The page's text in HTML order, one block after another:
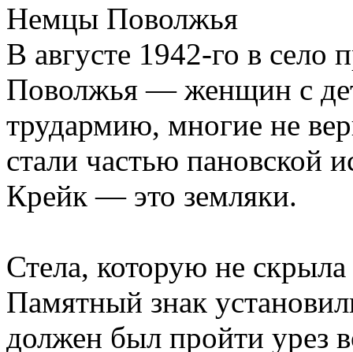
Немцы Поволжья
В августе 1942-го в село
Поволжья — женщин с
трудармию, многие не
стали частью пановской
Крейк — это земляки.
Стела, которую не скрыла
Памятный знак
должен был пройти урез